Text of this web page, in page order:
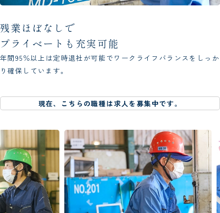
残業ほぼなしで
プライベートも充実可能
年間95％以上は定時退社が可能で ワークライフバランスをしっか
り確保しています。
現在、こちらの職種は求人を募集中です。